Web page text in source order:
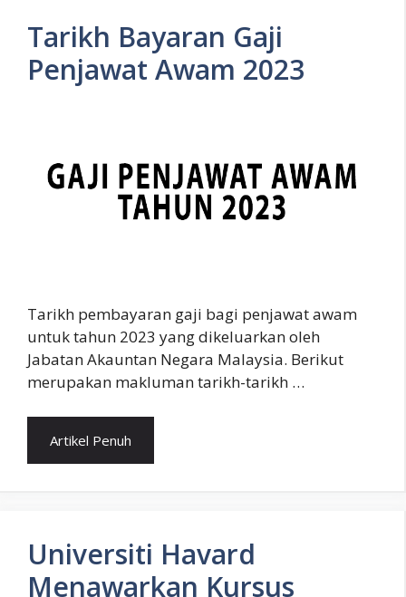
Tarikh Bayaran Gaji
Penjawat Awam 2023
Tarikh pembayaran gaji bagi penjawat awam
untuk tahun 2023 yang dikeluarkan oleh
Jabatan Akauntan Negara Malaysia. Berikut
merupakan makluman tarikh-tarikh …
Artikel Penuh
Universiti Havard
Menawarkan Kursus